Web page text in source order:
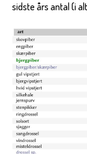
sidste års antal (i